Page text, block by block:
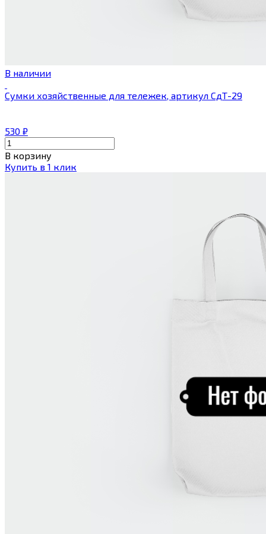
В наличии
Сумки хозяйственные для тележек, артикул СдТ-29
530 ₽
В корзину
Купить в 1 клик